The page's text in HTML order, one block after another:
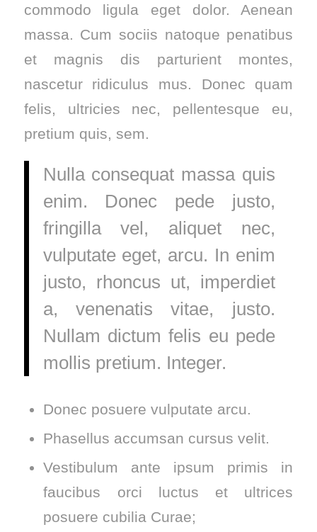
commodo ligula eget dolor. Aenean
massa. Cum sociis natoque penatibus
et magnis dis parturient montes,
nascetur ridiculus mus. Donec quam
felis, ultricies nec, pellentesque eu,
pretium quis, sem.
Nulla consequat massa quis
enim. Donec pede justo,
fringilla vel, aliquet nec,
vulputate eget, arcu. In enim
justo, rhoncus ut, imperdiet
a, venenatis vitae, justo.
Nullam dictum felis eu pede
mollis pretium. Integer.
Donec posuere vulputate arcu.
Phasellus accumsan cursus velit.
Vestibulum ante ipsum primis in
faucibus orci luctus et ultrices
posuere cubilia Curae;